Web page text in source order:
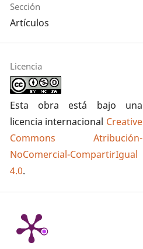
Sección
Artículos
Licencia
Esta obra está bajo una
licencia internacional Creative
Commons Atribución-
NoComercial-CompartirIgual
4.0.